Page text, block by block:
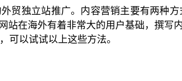
贸独立站推广。内容营销主要有两种
站在海外有着非常大的用户基础，撰写
可以试试以上这些方法。